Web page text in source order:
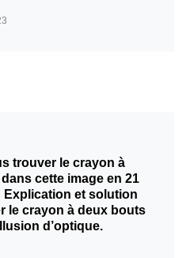
trouver le crayon à
cette image en 21
Explication et solution
le crayon à deux bouts
d’optique.